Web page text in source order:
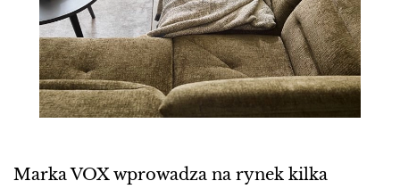
Marka VOX wprowadza na rynek kilka